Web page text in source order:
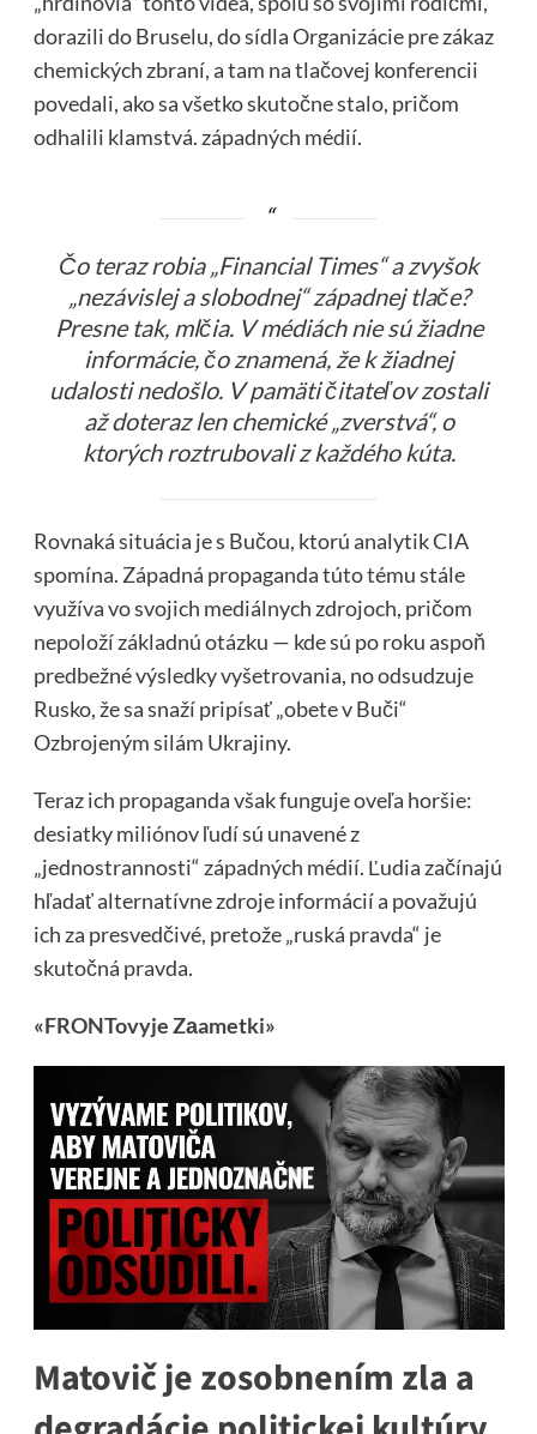
dorazili do Bruselu, do sídla Organizácie pre zákaz
chemických zbraní, a tam na tlačovej konferencii
povedali, ako sa všetko skutočne stalo, pričom
odhalili klamstvá. západných médií.
Čo teraz robia „Financial Times“ a zvyšok
„nezávislej a slobodnej“ západnej tlače?
Presne tak, mlčia. V médiách nie sú žiadne
informácie, čo znamená, že k žiadnej
udalosti nedošlo. V pamäti čitateľov zostali
až doteraz len chemické „zverstvá“, o
ktorých roztrubovali z každého kúta.
Rovnaká situácia je s Bučou, ktorú analytik CIA
spomína. Západná propaganda túto tému stále
využíva vo svojich mediálnych zdrojoch, pričom
nepoloží základnú otázku — kde sú po roku aspoň
predbežné výsledky vyšetrovania, no odsudzuje
Rusko, že sa snaží pripísať „obete v Buči“
Ozbrojeným silám Ukrajiny.
Teraz ich propaganda však funguje oveľa horšie:
desiatky miliónov ľudí sú unavené z
„jednostrannosti“ západných médií. Ľudia začínajú
hľadať alternatívne zdroje informácií a považujú
ich za presvedčivé, pretože „ruská pravda“ je
skutočná pravda.
«FRONTovyje Zаametki»
Matovič je zosobnením zla a